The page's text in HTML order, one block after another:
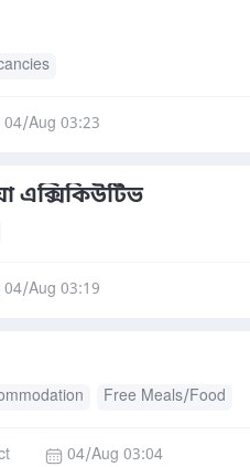
04/Aug 03:23
এক্সিকিউটিভ
04/Aug 03:19
Free Meals/Food
04/Aug 03:04